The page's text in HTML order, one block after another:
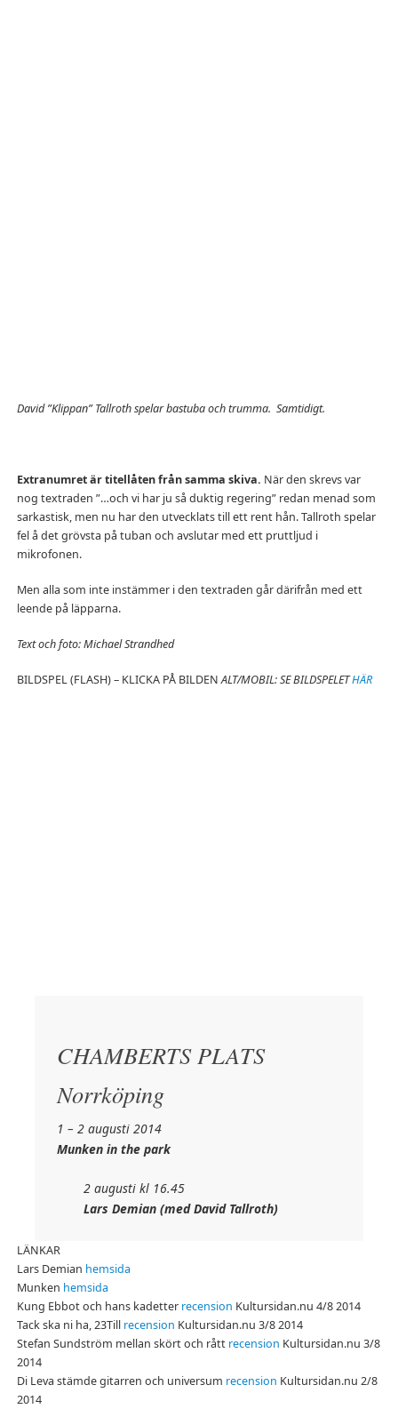
David ”Klippan” Tallroth spelar bastuba och trumma. Samtidigt.
Extranumret är titellåten från samma skiva. När den skrevs var
nog textraden ”…och vi har ju så duktig regering” redan menad som
sarkastisk, men nu har den utvecklats till ett rent hån. Tallroth spelar
fel å det grövsta på tuban och avslutar med ett pruttljud i
mikrofonen.
Men alla som inte instämmer i den textraden går därifrån med ett
leende på läpparna.
Text och foto: Michael Strandhed
BILDSPEL (FLASH) – KLICKA PÅ BILDENALT/MOBIL: SE BILDSPELETHÄR
CHAMBERTS PLATS
Norrköping
1 – 2 augusti 2014
Munken in the park
2 augusti kl 16.45
Lars Demian (med David Tallroth)
LÄNKAR
Lars Demian hemsida
Munken hemsida
Kung Ebbot och hans kadetter recension Kultursidan.nu 4/8 2014
Tack ska ni ha, 23Till recension Kultursidan.nu 3/8 2014
Stefan Sundström mellan skört och rått recension Kultursidan.nu 3/8
2014
Di Leva stämde gitarren och universum recension Kultursidan.nu 2/8
2014